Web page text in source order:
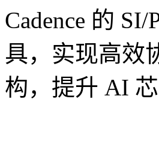
Cadence 的
具，实现高效
构，提升 AI